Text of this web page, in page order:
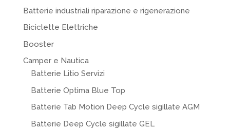
Batterie industriali riparazione e rigenerazione
Biciclette Elettriche
Booster
Camper e Nautica
Batterie Litio Servizi
Batterie Optima Blue Top
Batterie Tab Motion Deep Cycle sigillate AGM
Batterie Deep Cycle sigillate GEL